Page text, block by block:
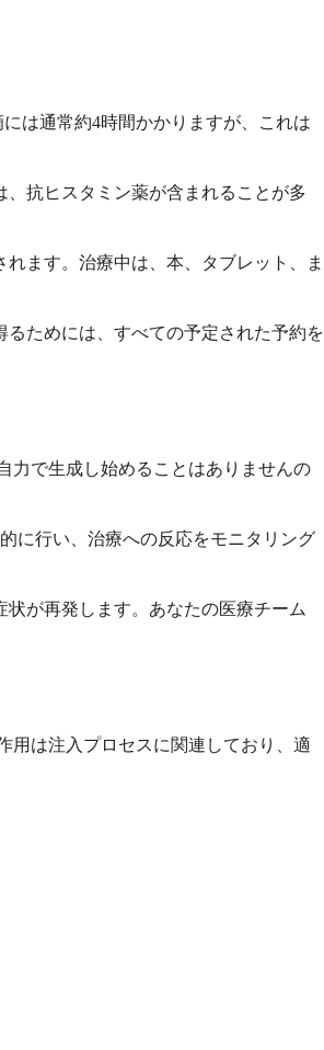
は通常約4時間かかりますが、これは
抗ヒスタミン薬が含まれることが多
ます。治療中は、本、タブレット、ま
ためには、すべての予定された予約を
力で生成し始めることはありませんの
に行い、治療への反応をモニタリング
が再発します。あなたの医療チーム
用は注入プロセスに関連しており、適